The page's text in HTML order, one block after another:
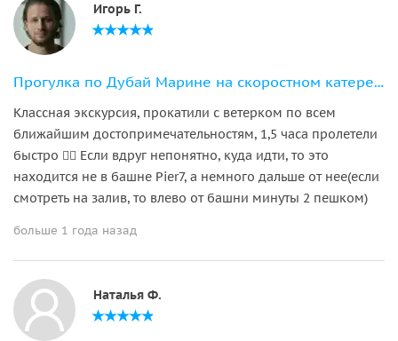
Игорь Г.
Прогулка по Дубай Марине на скоростном катере с англоговорящим гидом
Классная экскурсия, прокатили с ветерком по всем
ближайшим достопримечательностям, 1,5 часа пролетели
быстро 👍🏻 Если вдруг непонятно, куда идти, то это
находится не в башне Pier7, а немного дальше от нее(если
смотреть на залив, то влево от башни минуты 2 пешком)
больше 1 года назад
Наталья Ф.